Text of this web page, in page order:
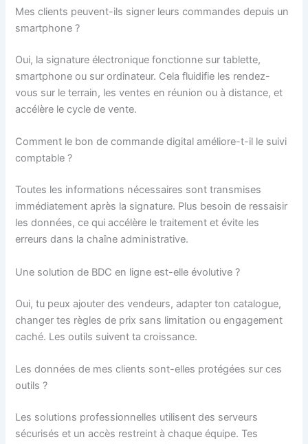
Mes clients peuvent-ils signer leurs commandes depuis un
smartphone ?
Oui, la signature électronique fonctionne sur tablette,
smartphone ou sur ordinateur. Cela fluidifie les rendez-
vous sur le terrain, les ventes en réunion ou à distance, et
accélère le cycle de vente.
Comment le bon de commande digital améliore-t-il le suivi
comptable ?
Toutes les informations nécessaires sont transmises
immédiatement après la signature. Plus besoin de ressaisir
les données, ce qui accélère le traitement et évite les
erreurs dans la chaîne administrative.
Une solution de BDC en ligne est-elle évolutive ?
Oui, tu peux ajouter des vendeurs, adapter ton catalogue,
changer tes règles de prix sans limitation ou engagement
caché. Les outils suivent ta croissance.
Les données de mes clients sont-elles protégées sur ces
outils ?
Les solutions professionnelles utilisent des serveurs
sécurisés et un accès restreint à chaque équipe. Tes